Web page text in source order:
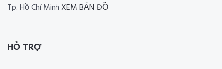
Tp. Hồ Chí Minh XEM BẢN ĐỒ
HỖ TRỢ